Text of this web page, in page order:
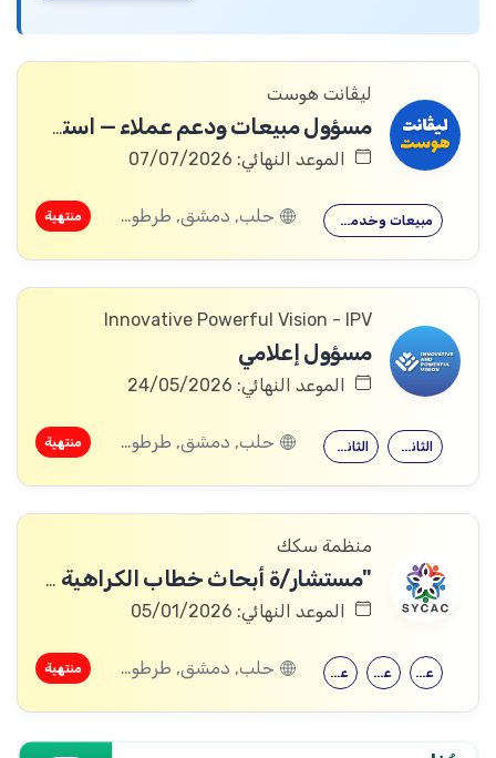
ليڤانت هوست
مسؤول مبيعات ودعم عملاء — استضافة المواقع
الموعد النهائي: 07/07/2026
مبيعات وخدمة… حلب, دمشق, طرطوس, ريف دمشق, ديرالزور, السويداء, إدلب, القنيطرة, اللاذقية, الرقة, حمص, الحسكة, حماة منتهية
Innovative Powerful Vision - IPV
مسؤول إعلامي
الموعد النهائي: 24/05/2026
الثانوية العامة الثانوية العامة حلب, دمشق, طرطوس, ريف دمشق, ديرالزور, درعا, السويداء, القنيطرة, اللاذقية, الرقة, حمص, الحسكة, حماة, ادلب منتهية
منظمة سكك
"مستشار/ة أبحاث خطاب الكراهية على الإنترنت"
الموعد النهائي: 05/01/2026
علم اجتماع علم النفس علم النفس حلب, دمشق, طرطوس, ريف دمشق, ديرالزور, درعا, السويداء, القنيطرة, اللاذقية, الرقة, حمص, الحسكة, حماة, ادلب منتهية